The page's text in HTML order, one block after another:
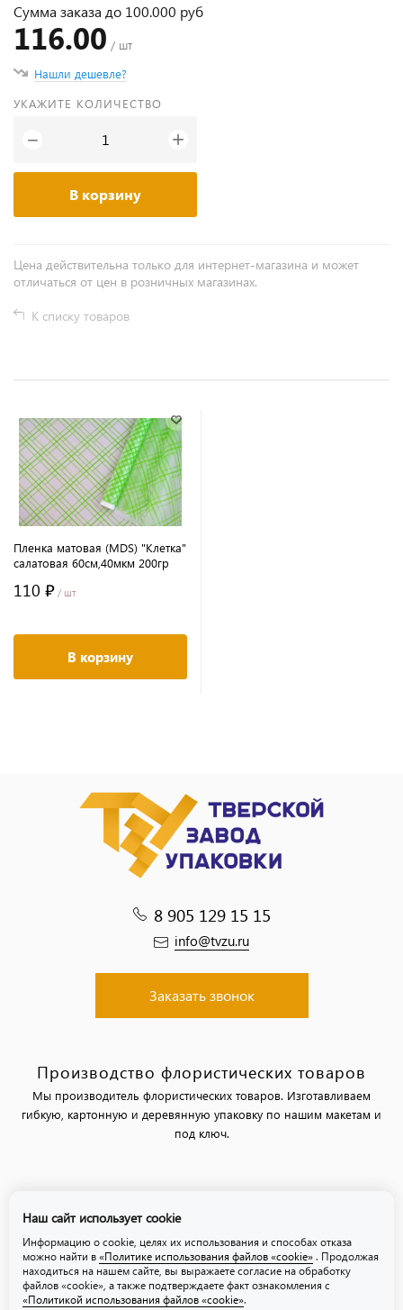
Сумма заказа до 100.000 руб
116.00 / шт
Нашли дешевле?
УКАЖИТЕ КОЛИЧЕСТВО
− +
В корзину
Цена действительна только для интернет-магазина и может
отличаться от цен в розничных магазинах.
К списку товаров
Пленка матовая (MDS) "Клетка"
салатовая 60см,40мкм 200гр
110 ₽ / шт
В корзину
8 905 129 15 15
info@tvzu.ru
Заказать звонок
Производство флористических товаров
Мы производитель флористических товаров. Изготавливаем
гибкую, картонную и деревянную упаковку по нашим макетам и
под ключ.
Политика использования файлов «cookie»
Наш сайт использует cookie
Информацию о cookie, целях их использования и способах отказа
можно найти в «Политике использования файлов «cookie» . Продолжая
находиться на нашем сайте, вы выражаете согласие на обработку
файлов «cookie», а также подтверждаете факт ознакомления с
«Политикой использования файлов «cookie».